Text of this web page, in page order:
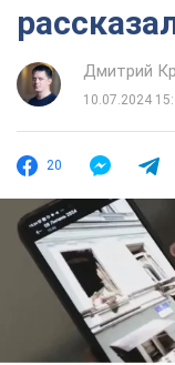
Дмитрий
10.07.2024
20